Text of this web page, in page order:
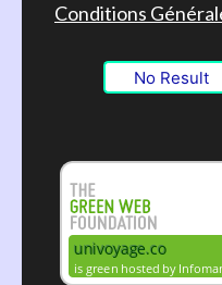
Conditions
No Result